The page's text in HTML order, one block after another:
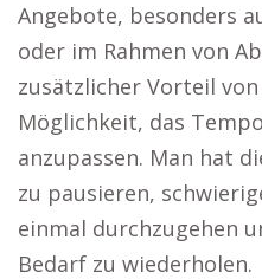
Angebote, besonders
oder im Rahmen von
zusätzlicher Vorteil
Möglichkeit, das
anzupassen. Man hat
zu pausieren,
einmal durchzugehen
Bedarf zu wiederholen.